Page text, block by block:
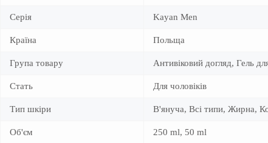
Серія Kayan Men
Країна Польща
Група товару Антивіковий догляд, Гель
Стать Для чоловіків
Тип шкіри В'януча, Всі типи, Жирна,
Об'єм 250 ml, 50 ml